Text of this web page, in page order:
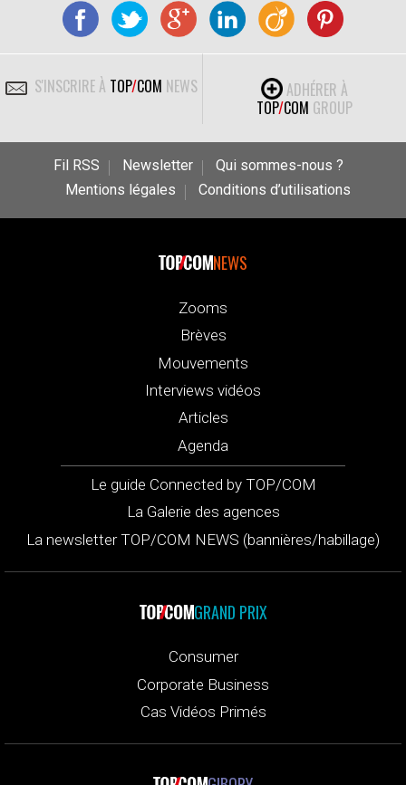
S'INSCRIRE À TOP/COM NEWS
ADHÉRER À
TOP/COM GROUP
Fil RSS Newsletter
Qui sommes-nous ?
Mentions légales
Conditions d’utilisations
NEWS
Zooms
Brèves
Mouvements
Interviews vidéos
Articles
Agenda
Le guide Connected by TOP/COM
La Galerie des agences
La newsletter TOP/COM NEWS (bannières/habillage)
GRAND PRIX
Consumer
Corporate Business
Cas Vidéos Primés